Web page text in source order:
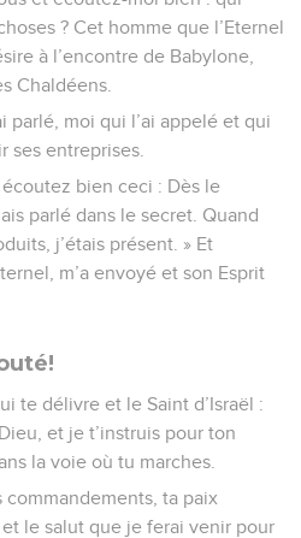
? Cet homme que l’Eternel
à l’encontre de Babylone,
Chaldéens.
parlé, moi qui l’ai appelé et qui
ses entreprises.
bien ceci : Dès le
parlé dans le secret. Quand
j’étais présent. » Et
m’a envoyé et son Esprit
te délivre et le Saint d’Israël :
et je t’instruis pour ton
la voie où tu marches.
commandements, ta paix
le salut que je ferai venir pour